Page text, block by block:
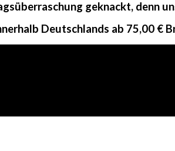
geknackt, denn
Deutschlands ab 75,00 €